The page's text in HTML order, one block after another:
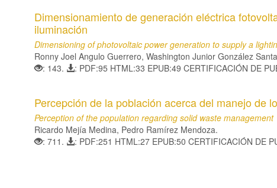
Dimensionamiento de generación eléctrica
iluminación
Dimensioning of photovoltaic power generation to supply a
Ronny Joel Angulo Guerrero, Washington Junior González
: 143.
: PDF:95 HTML:33 EPUB:49 CERTIFICACIÓN DE
Percepción de la población acerca del manejo de
Perception of the population regarding solid waste management
Ricardo Mejía Medina, Pedro Ramírez Mendoza.
: 711.
: PDF:251 HTML:27 EPUB:50 CERTIFICACIÓN DE